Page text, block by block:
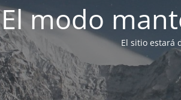
El modo
El sitio estará